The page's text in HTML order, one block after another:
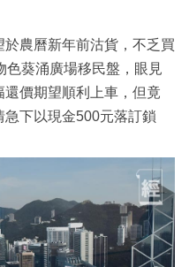
農曆新年前沽貨，不乏買
色葵涌廣場移民盤，眼見
價期望順利上車，但竟
急下以現金500元落訂鎖